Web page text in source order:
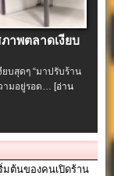
าพตลาดเงียบ
บสุดๆ “มาปรับร้าน
วามอยู่รอด…[อ่าน
มต้นของคนเปิดร้าน